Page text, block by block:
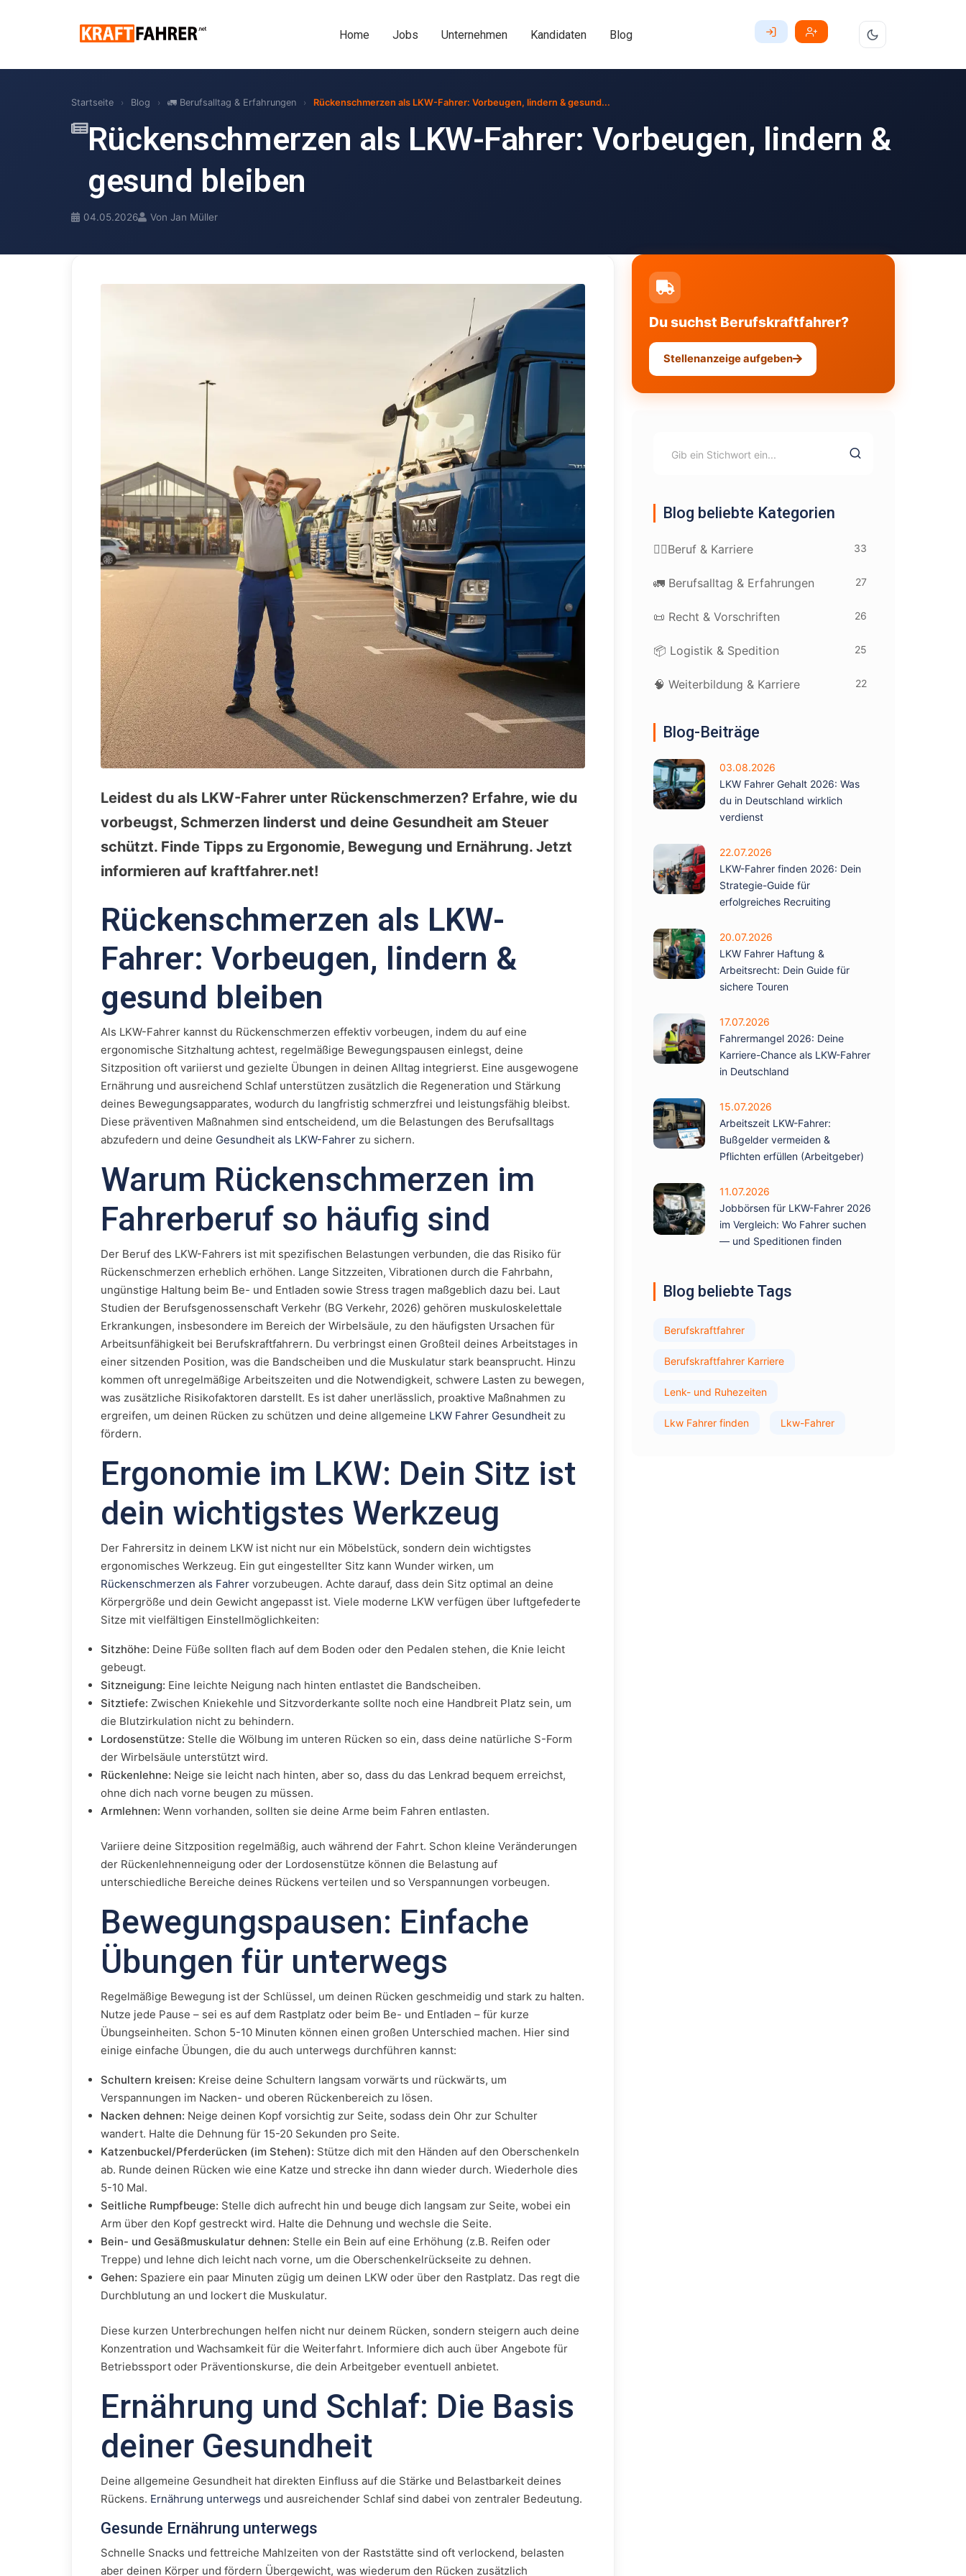
Home Jobs Unternehmen Kandidaten Blog
Startseite › Blog › 🚛 Berufsalltag & Erfahrungen › Rückenschmerzen als LKW-Fahrer: Vorbeugen, lindern & gesund...
Rückenschmerzen als LKW-Fahrer: Vorbeugen, lindern &
gesund bleiben
04.05.2026 Von Jan Müller
Leidest du als LKW-Fahrer unter Rückenschmerzen? Erfahre, wie du
vorbeugst, Schmerzen linderst und deine Gesundheit am Steuer
schützt. Finde Tipps zu Ergonomie, Bewegung und Ernährung. Jetzt
informieren auf kraftfahrer.net!
Rückenschmerzen als LKW-
Fahrer: Vorbeugen, lindern &
gesund bleiben
Als LKW-Fahrer kannst du Rückenschmerzen effektiv vorbeugen, indem du auf eine
ergonomische Sitzhaltung achtest, regelmäßige Bewegungspausen einlegst, deine
Sitzposition oft variierst und gezielte Übungen in deinen Alltag integrierst. Eine ausgewogene
Ernährung und ausreichend Schlaf unterstützen zusätzlich die Regeneration und Stärkung
deines Bewegungsapparates, wodurch du langfristig schmerzfrei und leistungsfähig bleibst.
Diese präventiven Maßnahmen sind entscheidend, um die Belastungen des Berufsalltags
abzufedern und deine Gesundheit als LKW-Fahrer zu sichern.
Warum Rückenschmerzen im
Fahrerberuf so häufig sind
Der Beruf des LKW-Fahrers ist mit spezifischen Belastungen verbunden, die das Risiko für
Rückenschmerzen erheblich erhöhen. Lange Sitzzeiten, Vibrationen durch die Fahrbahn,
ungünstige Haltung beim Be- und Entladen sowie Stress tragen maßgeblich dazu bei. Laut
Studien der Berufsgenossenschaft Verkehr (BG Verkehr, 2026) gehören muskuloskelettale
Erkrankungen, insbesondere im Bereich der Wirbelsäule, zu den häufigsten Ursachen für
Arbeitsunfähigkeit bei Berufskraftfahrern. Du verbringst einen Großteil deines Arbeitstages in
einer sitzenden Position, was die Bandscheiben und die Muskulatur stark beansprucht. Hinzu
kommen oft unregelmäßige Arbeitszeiten und die Notwendigkeit, schwere Lasten zu bewegen,
was zusätzliche Risikofaktoren darstellt. Es ist daher unerlässlich, proaktive Maßnahmen zu
ergreifen, um deinen Rücken zu schützen und deine allgemeine LKW Fahrer Gesundheit zu
fördern.
Ergonomie im LKW: Dein Sitz ist
dein wichtigstes Werkzeug
Der Fahrersitz in deinem LKW ist nicht nur ein Möbelstück, sondern dein wichtigstes
ergonomisches Werkzeug. Ein gut eingestellter Sitz kann Wunder wirken, um
Rückenschmerzen als Fahrer vorzubeugen. Achte darauf, dass dein Sitz optimal an deine
Körpergröße und dein Gewicht angepasst ist. Viele moderne LKW verfügen über luftgefederte
Sitze mit vielfältigen Einstellmöglichkeiten:
Sitzhöhe: Deine Füße sollten flach auf dem Boden oder den Pedalen stehen, die Knie leicht
gebeugt.
Sitzneigung: Eine leichte Neigung nach hinten entlastet die Bandscheiben.
Sitztiefe: Zwischen Kniekehle und Sitzvorderkante sollte noch eine Handbreit Platz sein, um
die Blutzirkulation nicht zu behindern.
Lordosenstütze: Stelle die Wölbung im unteren Rücken so ein, dass deine natürliche S-Form
der Wirbelsäule unterstützt wird.
Rückenlehne: Neige sie leicht nach hinten, aber so, dass du das Lenkrad bequem erreichst,
ohne dich nach vorne beugen zu müssen.
Armlehnen: Wenn vorhanden, sollten sie deine Arme beim Fahren entlasten.
Variiere deine Sitzposition regelmäßig, auch während der Fahrt. Schon kleine Veränderungen
der Rückenlehnenneigung oder der Lordosenstütze können die Belastung auf
unterschiedliche Bereiche deines Rückens verteilen und so Verspannungen vorbeugen.
Bewegungspausen: Einfache
Übungen für unterwegs
Regelmäßige Bewegung ist der Schlüssel, um deinen Rücken geschmeidig und stark zu halten.
Nutze jede Pause – sei es auf dem Rastplatz oder beim Be- und Entladen – für kurze
Übungseinheiten. Schon 5-10 Minuten können einen großen Unterschied machen. Hier sind
einige einfache Übungen, die du auch unterwegs durchführen kannst:
Schultern kreisen: Kreise deine Schultern langsam vorwärts und rückwärts, um
Verspannungen im Nacken- und oberen Rückenbereich zu lösen.
Nacken dehnen: Neige deinen Kopf vorsichtig zur Seite, sodass dein Ohr zur Schulter
wandert. Halte die Dehnung für 15-20 Sekunden pro Seite.
Katzenbuckel/Pferderücken (im Stehen): Stütze dich mit den Händen auf den Oberschenkeln
ab. Runde deinen Rücken wie eine Katze und strecke ihn dann wieder durch. Wiederhole dies
5-10 Mal.
Seitliche Rumpfbeuge: Stelle dich aufrecht hin und beuge dich langsam zur Seite, wobei ein
Arm über den Kopf gestreckt wird. Halte die Dehnung und wechsle die Seite.
Bein- und Gesäßmuskulatur dehnen: Stelle ein Bein auf eine Erhöhung (z.B. Reifen oder
Treppe) und lehne dich leicht nach vorne, um die Oberschenkelrückseite zu dehnen.
Gehen: Spaziere ein paar Minuten zügig um deinen LKW oder über den Rastplatz. Das regt die
Durchblutung an und lockert die Muskulatur.
Diese kurzen Unterbrechungen helfen nicht nur deinem Rücken, sondern steigern auch deine
Konzentration und Wachsamkeit für die Weiterfahrt. Informiere dich auch über Angebote für
Betriebssport oder Präventionskurse, die dein Arbeitgeber eventuell anbietet.
Ernährung und Schlaf: Die Basis
deiner Gesundheit
Deine allgemeine Gesundheit hat direkten Einfluss auf die Stärke und Belastbarkeit deines
Rückens. Ernährung unterwegs und ausreichender Schlaf sind dabei von zentraler Bedeutung.
Gesunde Ernährung unterwegs
Schnelle Snacks und fettreiche Mahlzeiten von der Raststätte sind oft verlockend, belasten
aber deinen Körper und fördern Übergewicht, was wiederum den Rücken zusätzlich
Du suchst Berufskraftfahrer?
Stellenanzeige aufgeben
Blog beliebte Kategorien
👷‍♂️Beruf & Karriere 33
🚛 Berufsalltag & Erfahrungen 27
📜 Recht & Vorschriften 26
📦 Logistik & Spedition 25
🧠 Weiterbildung & Karriere 22
Blog-Beiträge
03.08.2026
LKW Fahrer Gehalt 2026: Was
du in Deutschland wirklich
verdienst
22.07.2026
LKW-Fahrer finden 2026: Dein
Strategie-Guide für
erfolgreiches Recruiting
20.07.2026
LKW Fahrer Haftung &
Arbeitsrecht: Dein Guide für
sichere Touren
17.07.2026
Fahrermangel 2026: Deine
Karriere-Chance als LKW-Fahrer
in Deutschland
15.07.2026
Arbeitszeit LKW-Fahrer:
Bußgelder vermeiden &
Pflichten erfüllen (Arbeitgeber)
11.07.2026
Jobbörsen für LKW-Fahrer 2026
im Vergleich: Wo Fahrer suchen
— und Speditionen finden
Blog beliebte Tags
Berufskraftfahrer
Berufskraftfahrer Karriere
Lenk- und Ruhezeiten
Lkw Fahrer finden Lkw-Fahrer